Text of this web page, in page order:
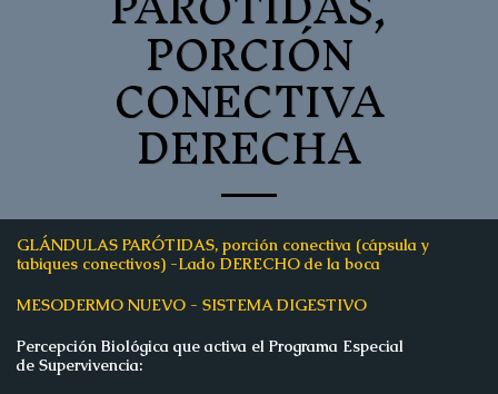
PORCIÓN
CONECTIVA
DERECHA
GLÁNDULAS PARÓTIDAS, porción conectiva (cápsula y
tabiques conectivos) -Lado DERECHO de la boca
MESODERMO NUEVO - SISTEMA DIGESTIVO
Percepción Biológica que activa el Programa Especial
de Supervivencia: